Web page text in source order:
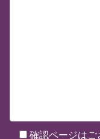
確認ページはご